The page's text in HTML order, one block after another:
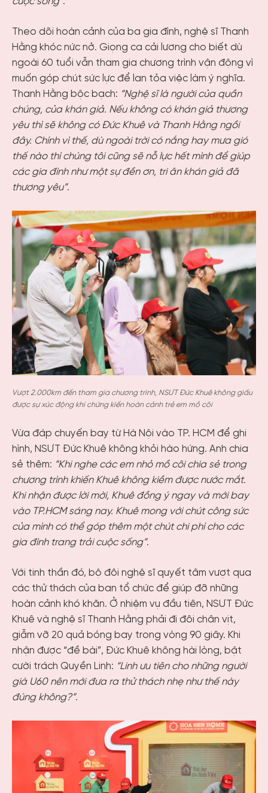
Theo dõi hoàn cảnh của ba gia đình, nghệ sĩ Thanh
Hằng khóc nức nở. Giọng ca cải lương cho biết dù
ngoài 60 tuổi vẫn tham gia chương trình vận động vì
muốn góp chút sức lực để lan tỏa việc làm ý nghĩa.
Thanh Hằng bộc bạch: “Nghệ sĩ là người của quần
chúng, của khán giả. Nếu không có khán giả thương
yêu thì sẽ không có Đức Khuê và Thanh Hằng ngồi
đây. Chính vì thế, dù ngoài trời có nắng hay mưa gió
thế nào thì chúng tôi cũng sẽ nỗ lực hết mình để giúp
các gia đình như một sự đền ơn, tri ân khán giả đã
thương yêu”.
Vượt 2.000km đến tham gia chương trình, NSƯT Đức Khuê không giấu
được sự xúc động khi chứng kiến hoàn cảnh trẻ em mồ côi
Vừa đáp chuyến bay từ Hà Nội vào TP. HCM để ghi
hình, NSƯT Đức Khuê không khỏi hào hứng. Anh chia
sẻ thêm: “Khi nghe các em nhỏ mồ côi chia sẻ trong
chương trình khiến Khuê không kiềm được nước mắt.
Khi nhận được lời mời, Khuê đồng ý ngay và mới bay
vào TP.HCM sáng nay. Khuê mong với chút công sức
của mình có thể góp thêm một chút chi phí cho các
gia đình trang trải cuộc sống”.
Với tinh thần đó, bộ đôi nghệ sĩ quyết tâm vượt qua
các thử thách của ban tổ chức để giúp đỡ những
hoàn cảnh khó khăn. Ở nhiệm vụ đầu tiên, NSƯT Đức
Khuê và nghệ sĩ Thanh Hằng phải đi đôi chân vịt,
giẫm vỡ 20 quả bóng bay trong vòng 90 giây. Khi
nhận được “đề bài”, Đức Khuê không hài lòng, bật
cười trách Quyền Linh: “Linh ưu tiên cho những người
già U60 nên mới đưa ra thử thách nhẹ như thế này
đúng không?”.